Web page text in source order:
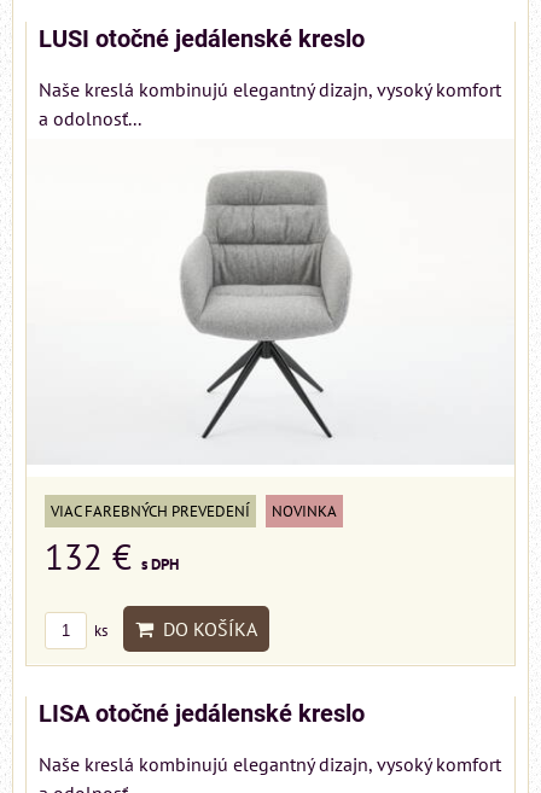
LUSI otočné jedálenské kreslo
Naše kreslá kombinujú elegantný dizajn, vysoký komfort
a odolnosť...
VIAC FAREBNÝCH PREVEDENÍ NOVINKA
132 € s DPH
ks DO KOŠÍKA
LISA otočné jedálenské kreslo
Naše kreslá kombinujú elegantný dizajn, vysoký komfort